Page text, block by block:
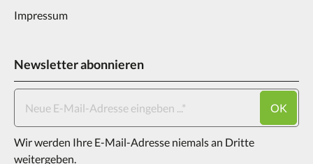
Impressum
Newsletter abonnieren
OK
Wir werden Ihre E-Mail-Adresse niemals an Dritte
weitergeben.